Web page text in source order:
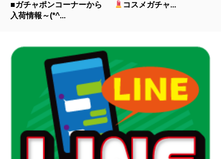
■ガチャポンコーナーから
入荷情報～(*^...
コスメガチャ...